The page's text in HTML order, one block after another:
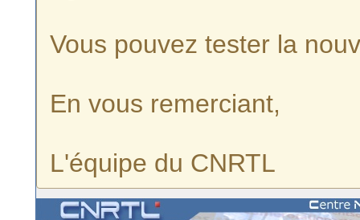
Vous pouvez tester la
En vous remerciant,
L'équipe du CNRTL